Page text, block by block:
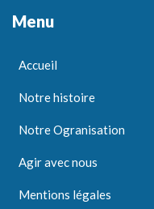
Menu
Accueil
Notre histoire
Notre Ogranisation
Agir avec nous
Mentions légales